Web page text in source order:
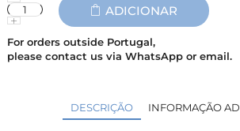
ADICIONAR
For orders outside Portugal,
please contact us via WhatsApp or email.
DESCRIÇÃO INFORMAÇÃO